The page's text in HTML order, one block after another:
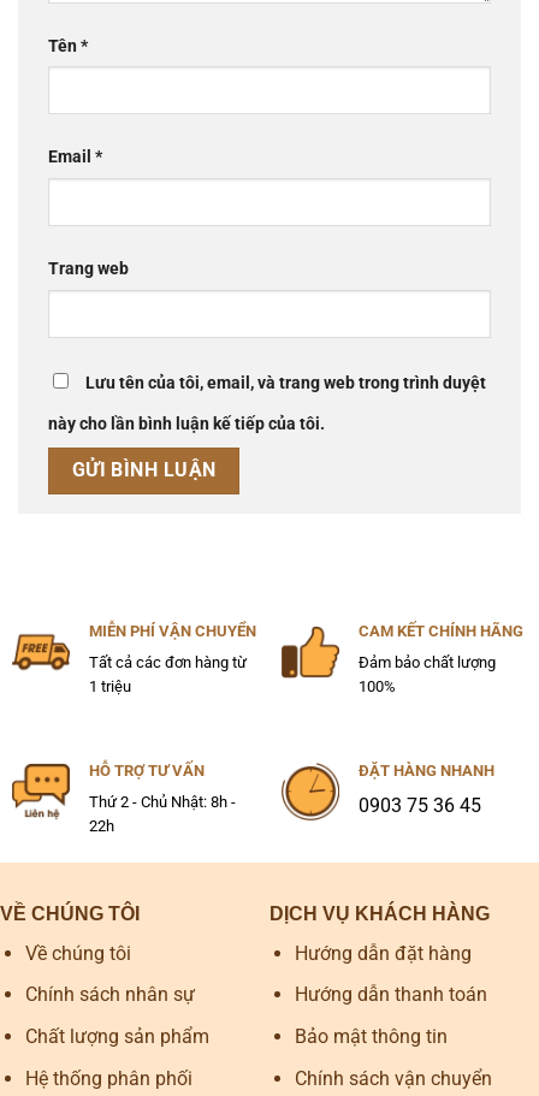
Tên*
Email *
Trang web
Lưu tên của tôi, email, và trang web trong trình duyệt
này cho lần bình luận kế tiếp của tôi.
MIỄN PHÍ VẬN CHUYỂN
Tất cả các đơn hàng từ
1 triệu
CAM KẾT CHÍNH HÃNG
Đảm bảo chất lượng
100%
HỖ TRỢ TƯ VẤN
Thứ 2 - Chủ Nhật: 8h -
22h
ĐẶT HÀNG NHANH
0903 75 36 45
VỀ CHÚNG TÔI
Về chúng tôi
Chính sách nhân sự
Chất lượng sản phẩm
Hệ thống phân phối
DỊCH VỤ KHÁCH HÀNG
Hướng dẫn đặt hàng
Hướng dẫn thanh toán
Bảo mật thông tin
Chính sách vận chuyển